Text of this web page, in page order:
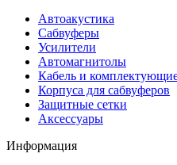
Автоакустика
Сабвуферы
Усилители
Автомагнитолы
Кабель и
Корпуса для сабвуферов
Защитные сетки
Аксессуары
Информация